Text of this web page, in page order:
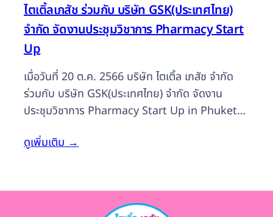
ไตเติ้ลเภสัช ร่วมกับ บริษัท GSK(ประเทศไทย)
จำกัด จัดงานประชุมวิชาการ Pharmacy Start
Up
เมื่อวันที่ 20 ต.ค. 2566 บริษัท ไตเติ้ล เภสัช จำกัด
ร่วมกับ บริษัท GSK(ประเทศไทย) จำกัด จัดงาน
ประชุมวิชาการ Pharmacy Start Up in Phuket
ในผู้ป่วยภูมิแพ้จมูก” และ “Pharmacy Business
งานจากบริษัท GSK และผู้ฟังบรรยายทุกๆท่าน ที่มี
ส่วนร่วมให้งานสำเร็จลุล่วงไปด้วยดี และหวังว่าจะมี
ดูเพิ่มเติม→